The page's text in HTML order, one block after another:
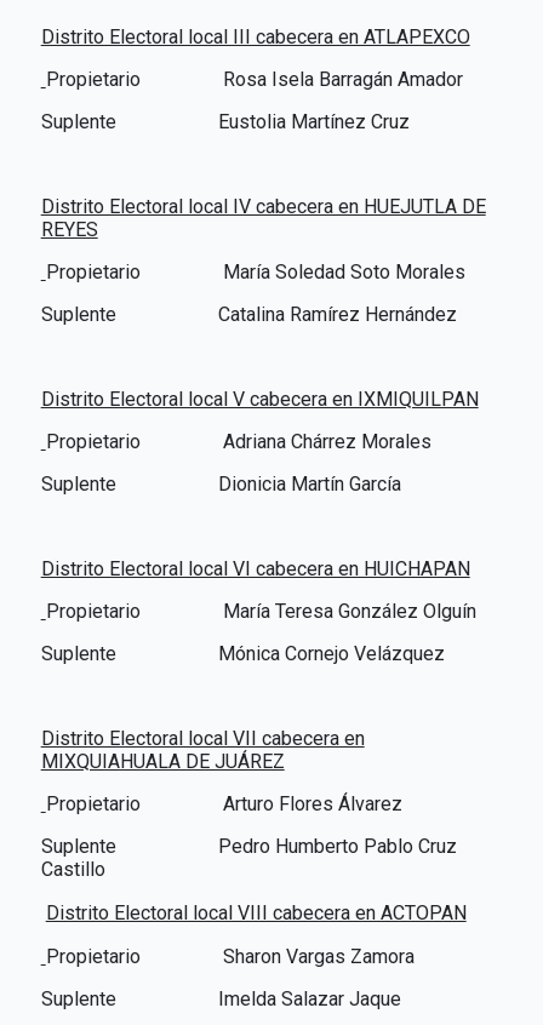
Distrito Electoral local III cabecera en ATLAPEXCO
Propietario
Rosa Isela Barragán Amador
Suplente Eustolia Martínez Cruz
Distrito Electoral local IV cabecera en HUEJUTLA DE
REYES
Propietario
María Soledad Soto Morales
Suplente Catalina Ramírez Hernández
Distrito Electoral local V cabecera en IXMIQUILPAN
Propietario
Adriana Chárrez Morales
Suplente Dionicia Martín García
Distrito Electoral local VI cabecera en HUICHAPAN
Propietario
María Teresa González Olguín
Suplente Mónica Cornejo Velázquez
Distrito Electoral local VII cabecera en
MIXQUIAHUALA DE JUÁREZ
Propietario
Arturo Flores Álvarez
Suplente Pedro Humberto Pablo Cruz
Castillo
Distrito Electoral local VIII cabecera en ACTOPAN
Propietario
Sharon Vargas Zamora
Suplente Imelda Salazar Jaque